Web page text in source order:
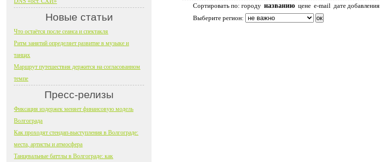
Сортировать по: городу названию цене e-mail дате добавления
Выберите регион:
Новые статьи
Что остаётся после сеанса и спектакля
Ритм занятий определяет развитие в музыке и
танцах
Маршрут путешествия держится на согласованном
темпе
Пресс-релизы
Фиксация издержек меняет финансовую модель
Волгограда
Как проходят стендап-выступления в Волгограде:
места, артисты и атмосфера
Танцевальные баттлы в Волгограде: как